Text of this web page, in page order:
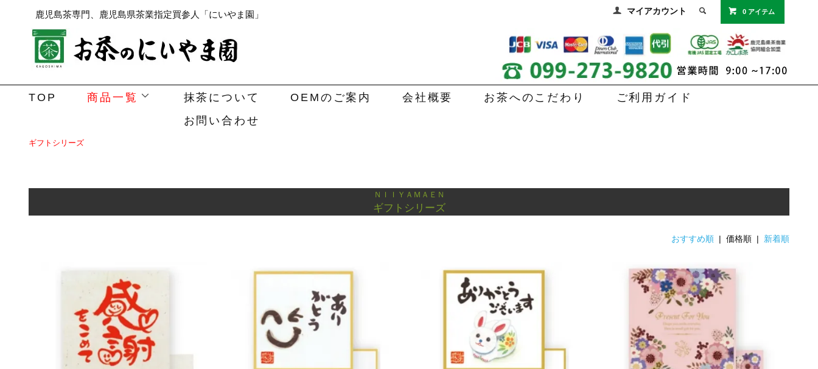
鹿児島茶専門、鹿児島県茶業指定買参人「にいやま園」 マイアカウント 0 アイテム
TOP 商品一覧 抹茶について OEMのご案内 会社概要 お茶へのこだわり
ご利用ガイド
お問い合わせ
ギフトシリーズ
ＮＩＩＹＡＭＡＥＮ
ギフトシリーズ
おすすめ順 | 価格順 | 新着順